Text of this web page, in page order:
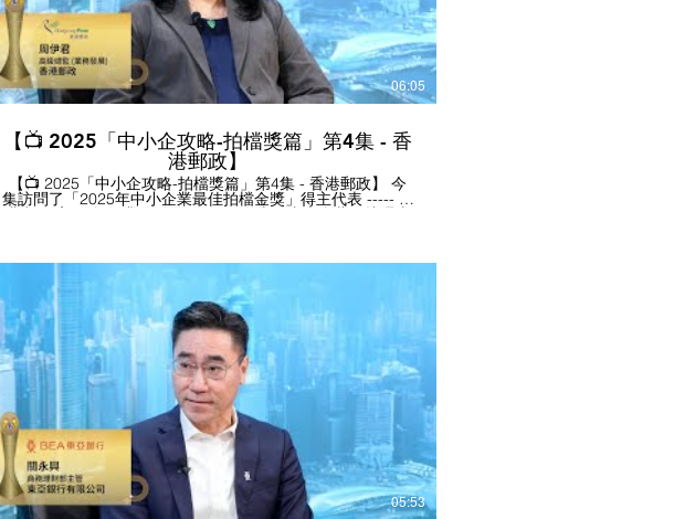
銀行 #中小企發展 #中小企 #最佳中小企獎 #最佳中小企業獎
#中小企業最佳拍檔獎 #鵬程中小企青年創意創業獎 #ESG領
先企業獎 #HKGCSMB #hangseng #SME #SMEaward
06:05
【📺 2025「中小企攻略-拍檔獎篇」第4集 - 香
港郵政】
【📺 2025「中小企攻略-拍檔獎篇」第4集 - 香港郵政】 今
集訪問了「2025年中小企業最佳拍檔金獎」得主代表 ----- 香
港郵政 高級總監(業務發展) 周伊君女士，由本會蕭國煒理事
港的郵遞服務，現已擴展至超過820個領件地點，包括郵政
局、「智郵站」和540間7–Eleven便利店。 - 香港郵政的
「易網遞+ (e-Express+)」服務，合共覆蓋全球 72 個目的
地，包括今年新增的15個新興市場目的地，如文萊、緬甸、
尼泊爾等，方便中小企寄輕件予境外客戶。 - 香港郵政的
「隨易寄」服務 (EC-GO)，為中小企電商提供實體退貨和集
運服務，解決顧客退件困難的情況，亦減低中小企的營運成
本。 如有興趣了解更多，可瀏覽公司網站
https://www.hongkongpost.hk #香港中小型企業總商會 #香
港郵政 #中小企發展 #中小企 #最佳中小企獎 #最佳中小企業
獎 #中小企業最佳拍檔獎 #鵬程中小企青年創意創業獎 #ESG
領先企業獎 #HKGCSMB #HKPost #SME #SMEaward
播放影片
05:53